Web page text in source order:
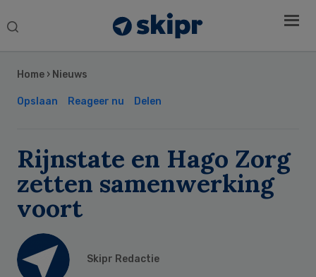
Search
Home › Nieuws
Opslaan Reageer nu Delen
Rijnstate en Hago Zorg
zetten samenwerking
voort
Skipr Redactie
Sidebar